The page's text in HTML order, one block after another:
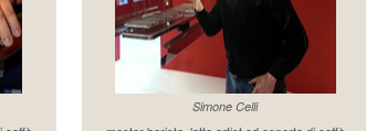
Simone Celli